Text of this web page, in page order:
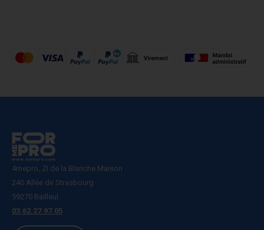
4mepro, ZI de la Blanche Maison
240 Allée de Strasbourg
59270 Bailleul
03.62.27.97.05